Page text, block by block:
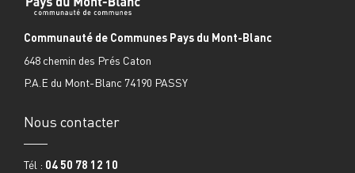
Communauté de Communes Pays du Mont-Blanc
648 chemin des Prés Caton
P.A.E du Mont-Blanc 74190 PASSY
Nous contacter
Tél : 04 50 78 12 10